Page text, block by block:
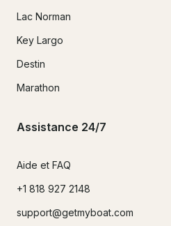
Lac Norman
Key Largo
Destin
Marathon
Assistance 24/7
Aide et FAQ
+1 818 927 2148
support@getmyboat.com